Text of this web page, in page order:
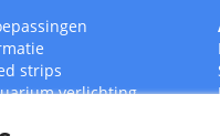
strips
verlichting